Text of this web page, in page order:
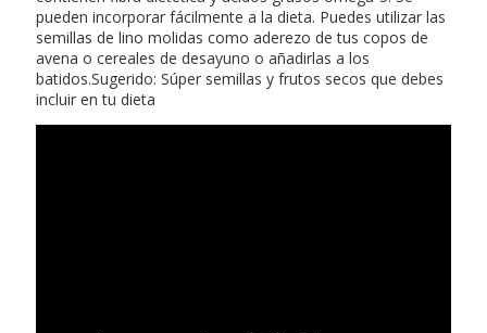
pueden incorporar fácilmente a la dieta. Puedes utilizar las
semillas de lino molidas como aderezo de tus copos de
avena o cereales de desayuno o añadirlas a los
batidos.Sugerido: Súper semillas y frutos secos que debes
incluir en tu dieta